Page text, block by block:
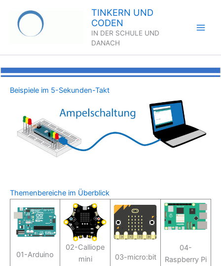
Inhalt
springen
TINKERN UND
CODEN
IN DER SCHULE UND
DANACH
Beispiele im 5-Sekunden-Takt
Themenbereiche im Überblick
01-Arduino
02-Calliope
mini
03-micro:bit
04-
Raspberry Pi